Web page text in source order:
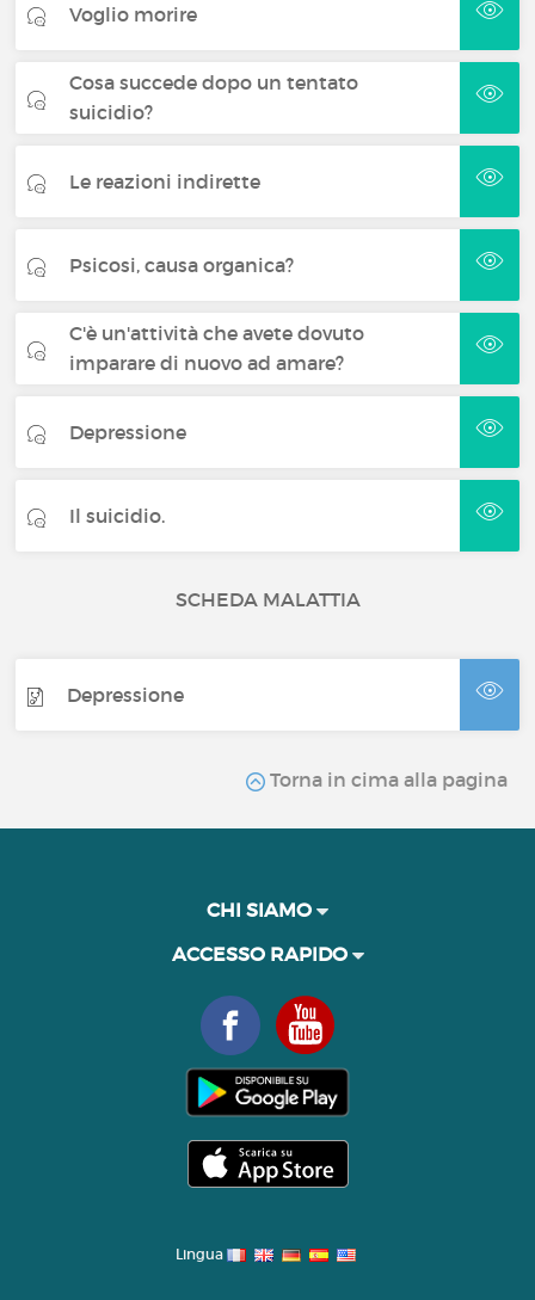
Voglio morire
Cosa succede dopo un tentato
suicidio?
Le reazioni indirette
Psicosi, causa organica?
C'è un'attività che avete dovuto
imparare di nuovo ad amare?
Depressione
Il suicidio.
SCHEDA MALATTIA
Depressione
Torna in cima alla pagina
CHI SIAMO
ACCESSO RAPIDO
Lingua